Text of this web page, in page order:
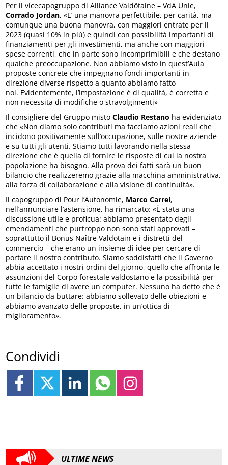
Per il vicecapogruppo di Alliance Valdôtaine – VdA Unie,
Corrado Jordan, «E’ una manovra perfettibile, per carità, ma
comunque una buona manovra, con maggiori entrate per il
2023 (quasi 10% in più) e quindi con possibilità importanti di
finanziamenti per gli investimenti, ma anche con maggiori
spese correnti, che in parte sono incomprimibili e che destano
qualche preoccupazione. Non abbiamo visto in quest’Aula
proposte concrete che impegnano fondi importanti in
direzione diverse rispetto a quanto abbiamo fatto
noi. Evidentemente, l’impostazione è di qualità, è corretta e
non necessita di modifiche o stravolgimenti»
Il consigliere del Gruppo mistoClaudio Restano ha evidenziato
che «Non diamo solo contributi ma facciamo azioni reali che
incidono positivamente sull’occupazione, sulle nostre aziende
e su tutti gli utenti. Stiamo tutti lavorando nella stessa
direzione che è quella di fornire le risposte di cui la nostra
popolazione ha bisogno. Alla prova dei fatti sarà un buon
bilancio che realizzeremo grazie alla macchina amministrativa,
alla forza di collaborazione e alla visione di continuità».
Il capogruppo di Pour l’Autonomie, Marco Carrel,
nell’annunciare l’astensione, ha rimarcato: «È stata una
discussione utile e proficua: abbiamo presentato degli
emendamenti che purtroppo non sono stati approvati –
soprattutto il Bonus Naître Valdotain e i distretti del
commercio – che erano un insieme di idee per cercare di
portare il nostro contributo. Siamo soddisfatti che il Governo
abbia accettato i nostri ordini del giorno, quello che affronta le
assunzioni del Corpo forestale valdostano e la possibilità per
tutte le famiglie di avere un computer. Nessuno ha detto che è
un bilancio da buttare: abbiamo sollevato delle obiezioni e
abbiamo avanzato delle proposte, in un’ottica di
miglioramento».
Condividi
ULTIME NEWS